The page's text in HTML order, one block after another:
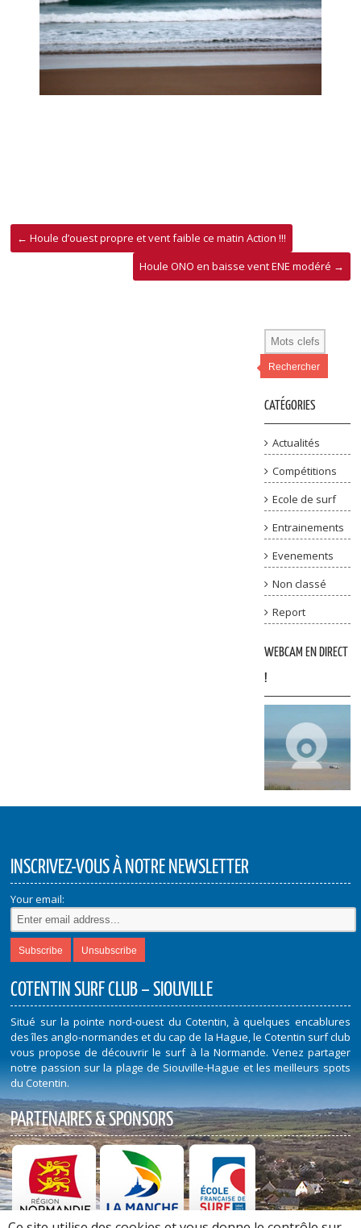
← Houle d’ouest propre et vent faible ce matin Action !!!
Houle ONO en baisse vent ENE modéré →
Rechercher
CATÉGORIES
Actualités
Compétitions
Ecole de surf
Entrainements
Evenements
Non classé
Report
WEBCAM EN DIRECT
!
INSCRIVEZ-VOUS À NOTRE NEWSLETTER
Your email:
COTENTIN SURF CLUB – SIOUVILLE
Situé sur la pointe nord-ouest du Cotentin, à quelques encablures
des îles anglo-normandes et du cap de la Hague, le Cotentin surf club
vous propose de découvrir le surf à la Normande. Venez partager
notre passion sur la plage de Siouville-Hague et les meilleurs spots
du Cotentin.
PARTENAIRES & SPONSORS